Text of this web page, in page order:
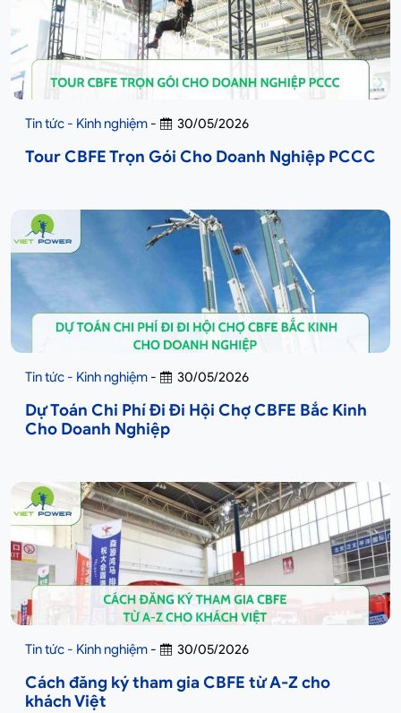
Tin tức - Kinh nghiệm - 30/05/2026
Tour CBFE Trọn Gói Cho Doanh Nghiệp PCCC
Tin tức - Kinh nghiệm - 30/05/2026
Dự Toán Chi Phí Đi Đi Hội Chợ CBFE Bắc Kinh
Cho Doanh Nghiệp
Tin tức - Kinh nghiệm - 30/05/2026
Cách đăng ký tham gia CBFE từ A-Z cho
khách Việt